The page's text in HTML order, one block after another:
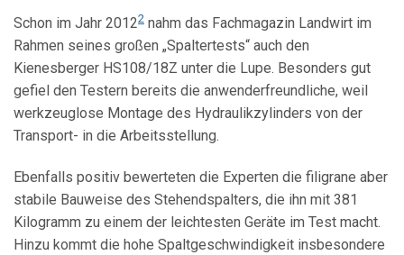
Schon im Jahr 20122 nahm das Fachmagazin Landwirt im
Rahmen seines großen „Spaltertests“ auch den
Kienesberger HS108/18Z unter die Lupe. Besonders gut
gefiel den Testern bereits die anwenderfreundliche, weil
werkzeuglose Montage des Hydraulikzylinders von der
Transport- in die Arbeitsstellung.
Ebenfalls positiv bewerteten die Experten die filigrane aber
stabile Bauweise des Stehendspalters, die ihn mit 381
Kilogramm zu einem der leichtesten Geräte im Test macht.
Hinzu kommt die hohe Spaltgeschwindigkeit insbesondere